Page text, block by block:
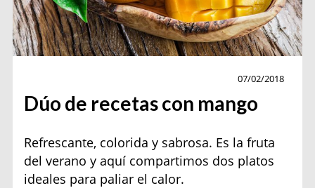
07/02/2018
Dúo de recetas con mango
Refrescante, colorida y sabrosa. Es la fruta
del verano y aquí compartimos dos platos
ideales para paliar el calor.